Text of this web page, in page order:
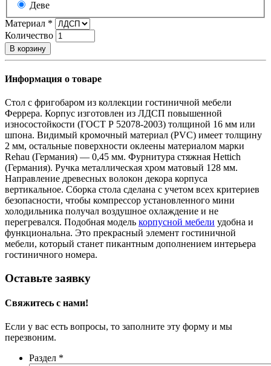
Деве
Материал *
Количество
В корзину
Информация о товаре
Стол с фригобаром из коллекции гостиничной мебели
Феррера. Корпус изготовлен из ЛДСП повышенной
износостойкости (ГОСТ Р 52078-2003) толщиной 16 мм или
шпона. Видимый кромочный материал (PVC) имеет толщину
2 мм, остальные поверхности оклеены материалом марки
Rehau (Германия) — 0,45 мм. Фурнитура стяжная Hettich
(Германия). Ручка металлическая хром матовый 128 мм.
Направление древесных волокон декора корпуса
вертикальное. Сборка стола сделана с учетом всех критериев
безопасности, чтобы компрессор установленного мини
холодильника получал воздушное охлаждение и не
перегревался. Подобная модель корпусной мебели удобна и
функциональна. Это прекрасный элемент гостиничной
мебели, который станет пикантным дополнением интерьера
гостиничного номера.
Оставьте заявку
Свяжитесь с нами!
Если у вас есть вопросы, то заполните эту форму и мы
перезвоним.
Раздел *